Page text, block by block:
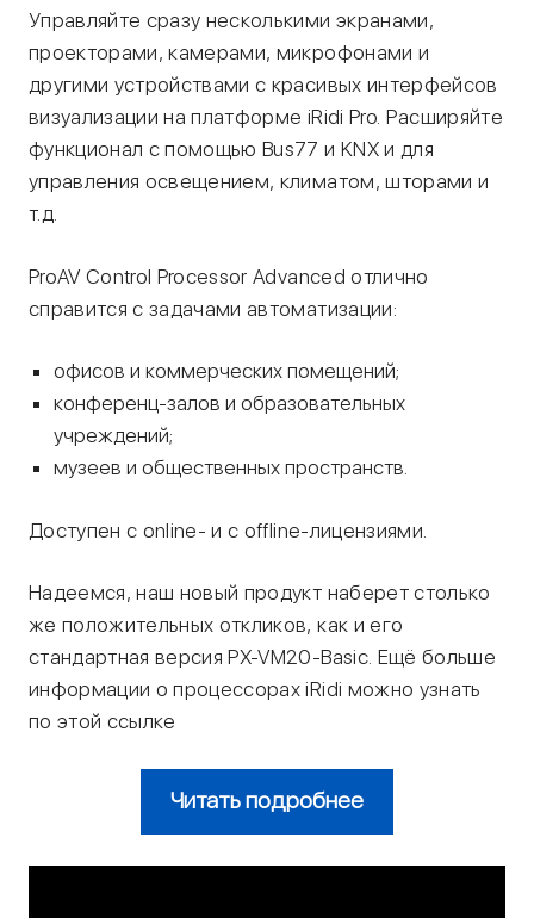
Управляйте сразу несколькими экранами,
проекторами, камерами, микрофонами и
другими устройствами с красивых интерфейсов
визуализации на платформе iRidi Pro. Расширяйте
функционал с помощью Bus77 и KNX и для
управления освещением, климатом, шторами и
т.д.
ProAV Control Processor Advanced отлично
справится с задачами автоматизации:
офисов и коммерческих помещений;
конференц-залов и образовательных
учреждений;
музеев и общественных пространств.
Доступен с online- и с offline-лицензиями.
Надеемся, наш новый продукт наберет столько
же положительных откликов, как и его
стандартная версия PX-VM20-Basic. Ещё больше
информации о процессорах iRidi можно узнать
по этой ссылке
Читать подробнее